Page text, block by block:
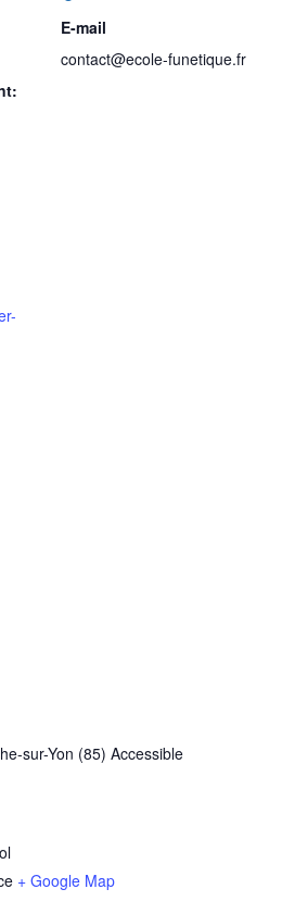
E-mail
contact@ecole-funetique.fr
sur-Yon (85) Accessible
+ Google Map